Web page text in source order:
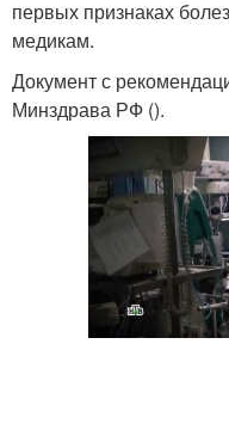
первых признаках
медикам.
Документ с
Минздрава РФ ().